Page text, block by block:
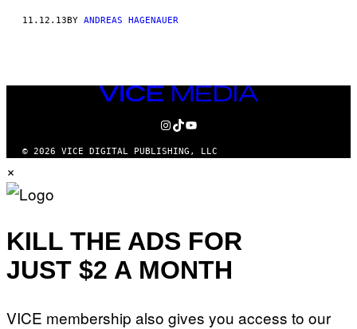
11.12.13BY ANDREAS HAGENAUER
VICE
MEDIA
INSTAGRAM
TIKTOK
YOUTUBE
© 2026 VICE DIGITAL PUBLISHING, LLC
×
KILL THE ADS FOR
JUST $2 A MONTH
VICE membership also gives you access to our